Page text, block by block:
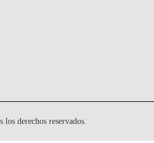
derechos reservados.